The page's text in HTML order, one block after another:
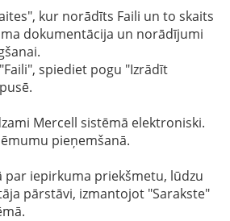
kur norādīts Faili un to skaits
dokumentācija un norādījumi
spiediet pogu "Izrādīt
Mercell sistēmā elektroniski.
pieņemšanā.
par iepirkuma priekšmetu, lūdzu
pārstāvi, izmantojot "Sarakste"